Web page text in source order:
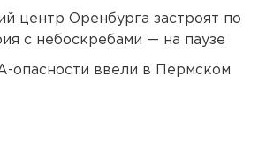
центр Оренбурга застроят по
с небоскребами — на паузе
опасности ввели в Пермском